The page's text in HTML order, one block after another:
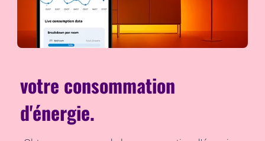
votre consommation
d'énergie.